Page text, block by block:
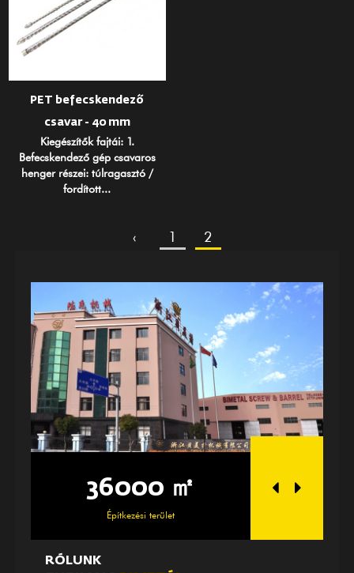
PET befecskendező
csavar - 40 mm
Kiegészítők fajtái: 1.
Befecskendező gép csavaros
henger részei: túlragasztó /
fordított...
‹ 1 2
36000 ㎡
Építkezési terület
RÓLUNK